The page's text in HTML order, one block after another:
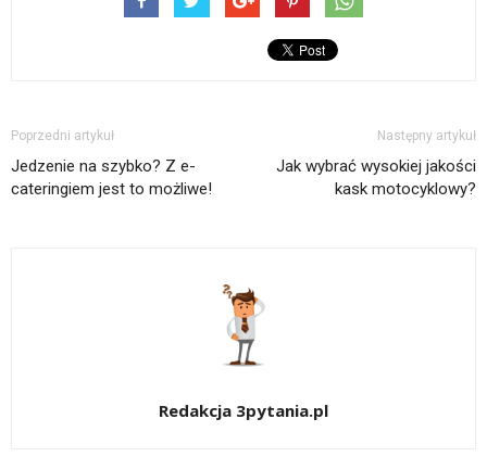
Poprzedni artykuł
Jedzenie na szybko? Z e-
cateringiem jest to możliwe!
Następny artykuł
Jak wybrać wysokiej jakości
kask motocyklowy?
Redakcja 3pytania.pl